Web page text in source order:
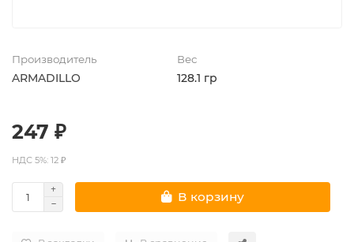
Производитель
ARMADILLO
Вес
128.1 гр
247 ₽
НДС 5%: 12 ₽
В корзину